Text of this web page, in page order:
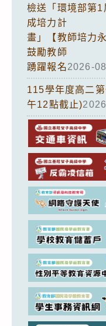
檢送「環境部第
成培力計
畫」【教師培力
鼓勵教師
踴躍報名2026-
115學年度高二
午12點截止)